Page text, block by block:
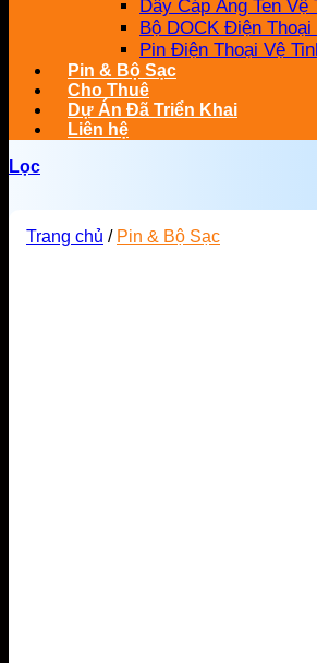
Dây Cáp Ăng Ten Vệ
Bộ DOCK Điện Thoại
Pin Điện Thoại Vệ
Pin & Bộ Sạc
Cho Thuê
Dự Án Đã Triển Khai
Liên hệ
Lọc
Trang chủ / Pin & Bộ Sạc